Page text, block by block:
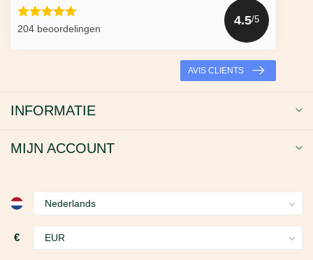
204 beoordelingen
4.5/5
AVIS CLIENTS
INFORMATIE
MIJN ACCOUNT
€